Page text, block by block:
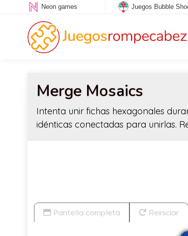
Neon games Juegos Bubble
Merge Mosaics
Intenta unir fichas hexagonales
idénticas conectadas para unirlas.
Pantella completa Reiniciar